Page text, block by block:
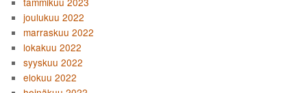
joulukuu 2022
marraskuu 2022
lokakuu 2022
syyskuu 2022
elokuu 2022